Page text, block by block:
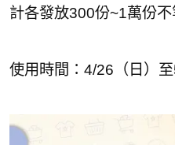
計各發放300份~1萬份不
使用時間：4/26（日）至